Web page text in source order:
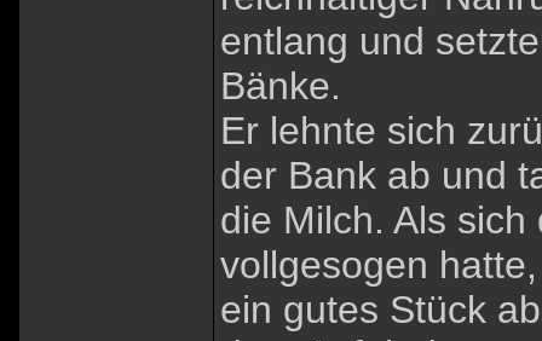
entlang und
Bänke.
Er lehnte sich
der Bank ab und
die Milch. Als
vollgesogen
ein gutes Stück